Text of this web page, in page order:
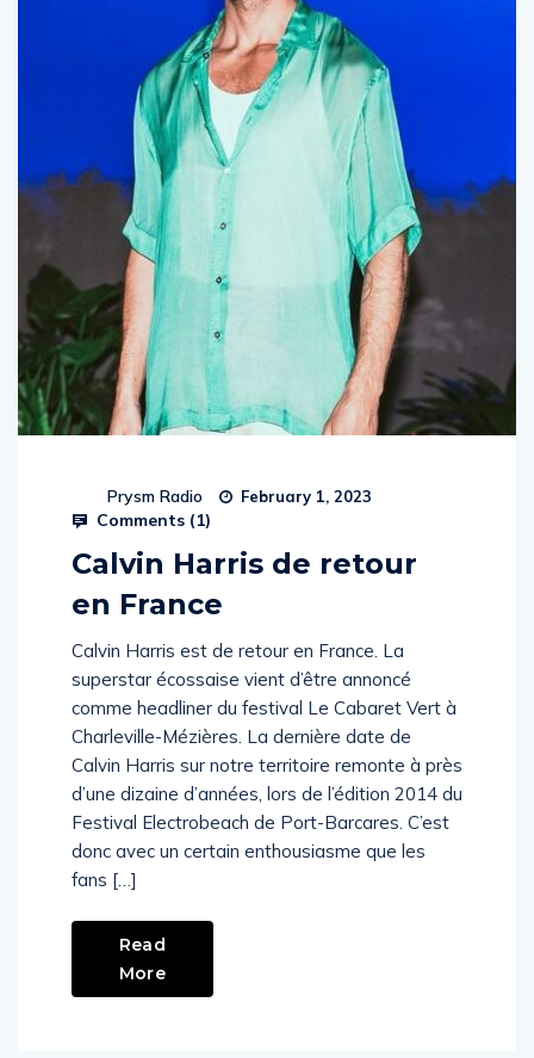
Prysm Radio
Calvin Harris de retour
Calvin Harris est de retour en France. La
superstar écossaise vient d’être annoncé
comme headliner du festival Le Cabaret Vert à
Charleville-Mézières. La dernière date de
Calvin Harris sur notre territoire remonte à près
d’une dizaine d’années, lors de l’édition 2014 du
Festival Electrobeach de Port-Barcares. C’est
donc avec un certain enthousiasme que les
Read
More